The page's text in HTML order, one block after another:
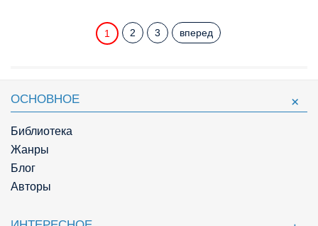
1 2 3 вперед
ОСНОВНОЕ
Библиотека
Жанры
Блог
Авторы